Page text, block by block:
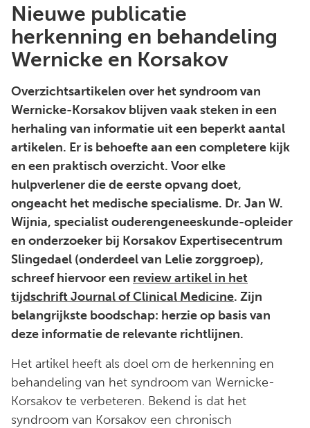
Nieuwe publicatie
herkenning en behandeling
Wernicke en Korsakov
Overzichtsartikelen over het syndroom van
Wernicke-Korsakov blijven vaak steken in een
herhaling van informatie uit een beperkt aantal
artikelen. Er is behoefte aan een completere kijk
en een praktisch overzicht. Voor elke
hulpverlener die de eerste opvang doet,
ongeacht het medische specialisme. Dr. Jan W.
Wijnia, specialist ouderengeneeskunde-opleider
en onderzoeker bij Korsakov Expertisecentrum
Slingedael (onderdeel van Lelie zorggroep),
schreef hiervoor een review artikel in het
tijdschrift Journal of Clinical Medicine. Zijn
belangrijkste boodschap: herzie op basis van
deze informatie de relevante richtlijnen.
Het artikel heeft als doel om de herkenning en
behandeling van het syndroom van Wernicke-
Korsakov te verbeteren. Bekend is dat het
syndroom van Korsakov een chronisch